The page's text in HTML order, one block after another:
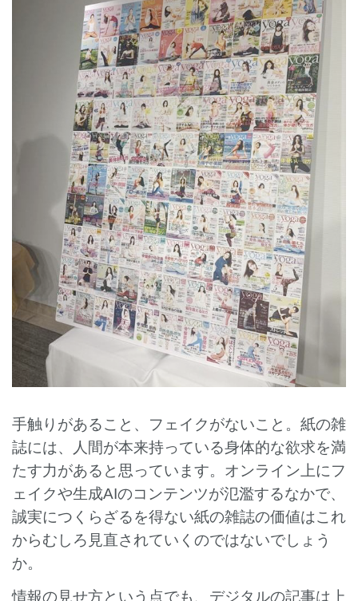
手触りがあること、フェイクがないこと。紙の雑
誌には、人間が本来持っている身体的な欲求を満
たす力があると思っています。オンライン上にフ
ェイクや生成AIのコンテンツが氾濫するなかで、
誠実につくらざるを得ない紙の雑誌の価値はこれ
からむしろ見直されていくのではないでしょう
か。
情報の見せ方という点でも、デジタルの記事は上